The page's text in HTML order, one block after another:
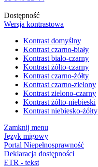
Dostępność
Wersja kontrastowa
Kontrast domyślny
Kontrast czarno-biały
Kontrast biało-czarny
Kontrast żółto-czarny
Kontrast czarno-żółty
Kontrast czarno-zielony
Kontrast zielono-czarny
Kontrast żółto-niebieski
Kontrast niebiesko-żółty
Zamknij menu
Język migowy
Portal Niepełnosprawność
Deklaracja dostępności
ETR - tekst